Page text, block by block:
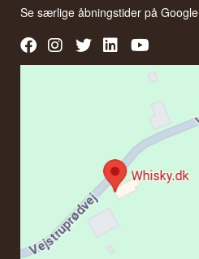
Se særlige åbningstider påGoogle